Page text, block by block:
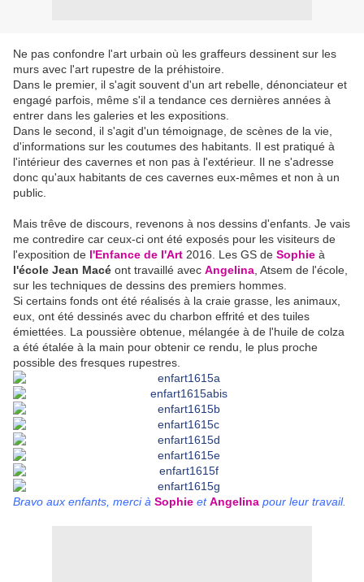
Ne pas confondre l'art urbain où les graffeurs dessinent sur les
murs avec l'art rupestre de la préhistoire.
Dans le premier, il s'agit souvent d'un art rebelle, dénonciateur et
engagé parfois, même s'il a tendance ces dernières années à
entrer dans les galeries et les expositions.
Dans le second, il s'agit d'un témoignage, de scènes de la vie,
d'informations sur les coutumes des habitants. Il est pratiqué à
l'intérieur des cavernes et non pas à l'extérieur. Il ne s'adresse
donc qu'aux habitants de ces cavernes eux-mêmes et non à un
public.
Mais trêve de discours, revenons à nos dessins d'enfants. Je vais
me contredire car ceux-ci ont été exposés pour les visiteurs de
l'exposition de l'Enfance de l'Art 2016. Les GS de Sophie à
l'école Jean Macé ont travaillé avec Angelina , Atsem de l'école,
sur les techniques de dessins des premiers hommes.
Si certains fonds ont été réalisés à la craie grasse, les animaux,
eux, ont été dessinés avec du charbon effrité et des tuiles
émiettées. La poussière obtenue, mélangée à de l'huile de colza
a été étalée à la main pour obtenir ce rendu, le plus proche
possible des fresques rupestres.
Bravo aux enfants, merci à Sophie et Angelina pour leur travail.